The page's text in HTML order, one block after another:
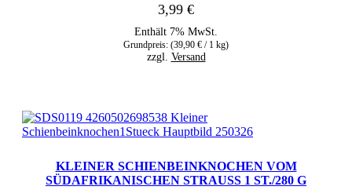
3,99 €
Enthält 7% MwSt.
Grundpreis: (39,90 € / 1 kg)
zzgl. Versand
KLEINER SCHIENBEINKNOCHEN VOM
SÜDAFRIKANISCHEN STRAUSS 1 ST./280 G